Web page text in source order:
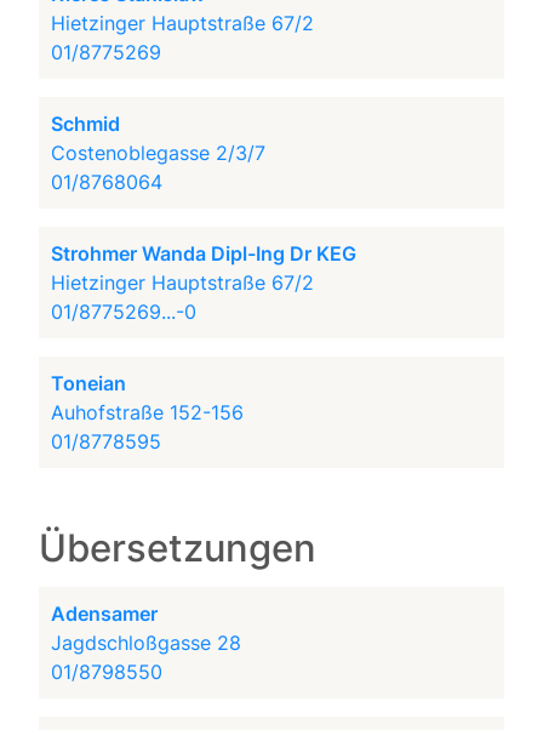
Hietzinger Hauptstraße 67/2
01/8775269
Schmid
Costenoblegasse 2/3/7
01/8768064
Strohmer Wanda Dipl-Ing Dr KEG
Hietzinger Hauptstraße 67/2
01/8775269...-0
Toneian
Auhofstraße 152-156
01/8778595
Übersetzungen
Adensamer
Jagdschloßgasse 28
01/8798550